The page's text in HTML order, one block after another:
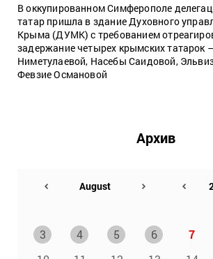
В оккупированном Симферополе
татар пришла в здание Духовного
Крыма (ДУМК) с требованием
задержание четырех крымских татарок
Ниметулаевой, Насебы Саидовой,
Февзие Османовой
Архив
3
4 5 6 7